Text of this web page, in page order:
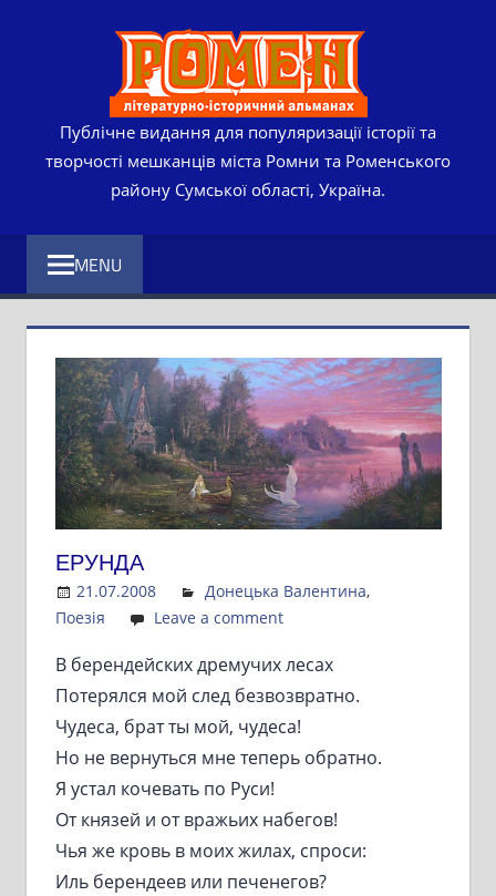
Публічне видання для популяризації історії та
творчості мешканців міста Ромни та Роменського
району Сумської області, Україна.
MENU
ЕРУНДА
21.07.2008 Admin
Донецька Валентина,
Поезія
Leave a comment
В берендейских дремучих лесах
Потерялся мой след безвозвратно.
Чудеса, брат ты мой, чудеса!
Но не вернуться мне теперь обратно.
Я устал кочевать по Руси!
От князей и от вражьих набегов!
Чья же кровь в моих жилах, спроси:
Иль берендеев или печенегов?